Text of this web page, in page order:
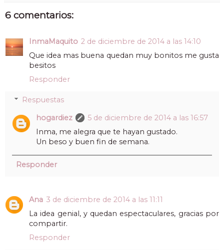
6 comentarios:
InmaMaquito 2 de diciembre de 2014 a las 14:10
Que idea mas buena quedan muy bonitos me gusta
besitos
Responder
Respuestas
hogardiez
5 de diciembre de 2014 a las 16:57
Inma, me alegra que te hayan gustado.
Un beso y buen fin de semana.
Responder
Ana 3 de diciembre de 2014 a las 11:11
La idea genial, y quedan espectaculares, gracias por
compartir.
Responder